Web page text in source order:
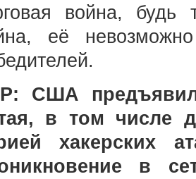
война, будь
её
США
в том числе
хакерских
в